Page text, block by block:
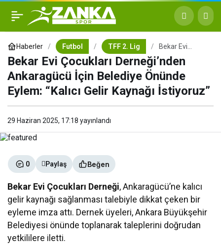
Haberler Futbol TFF 2. Lig
Bekar Evi
Derneği’nden
Ankaragücü
İçin Belediye
Önünde Eylem:
“Kalıcı Gelir
Bekar Evi Çocukları Derneği’nden
Ankaragücü İçin Belediye Önünde
Eylem: “Kalıcı Gelir Kaynağı İstiyoruz”
29 Haziran 2025, 17:18 yayınlandı
0 Paylaş Beğen
Bekar Evi Çocukları Derneği, Ankaragücü’ne kalıcı
gelir kaynağı sağlanması talebiyle dikkat çeken bir
eyleme imza attı. Dernek üyeleri, Ankara Büyükşehir
Belediyesi önünde toplanarak taleplerini doğrudan
yetkililere iletti.
Bekar Evi Çocukları
Derneği’nden Ankaragücü
İçin Belediye Önünde
Eylem: “Kalıcı Gelir Kaynağı
İstiyoruz”